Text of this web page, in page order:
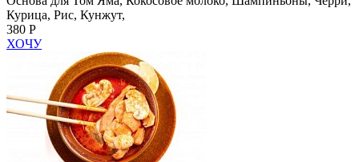
Курица, Рис, Кунжут,
380 Р
ХОЧУ